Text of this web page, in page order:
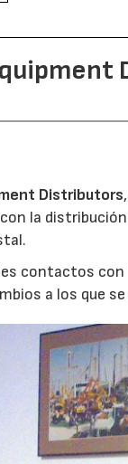
Distributors
la
contactos
a los que